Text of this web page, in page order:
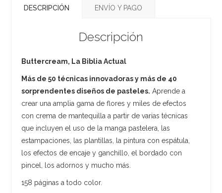
DESCRIPCIÓN ENVÍO Y PAGO
Descripción
Buttercream, La Biblia Actual
Más de 50 técnicas innovadoras y más de 40
sorprendentes diseños de pasteles. Aprende a
crear una amplia gama de flores y miles de efectos
con crema de mantequilla a partir de varias técnicas
que incluyen el uso de la manga pastelera, las
estampaciones, las plantillas, la pintura con espátula,
los efectos de encaje y ganchillo, el bordado con
pincel, los adornos y mucho más.
158 páginas a todo color.